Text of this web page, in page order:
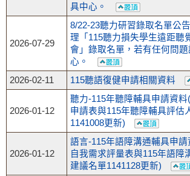
具中心。
2026-07-29
8/22-23聽力研習錄取名單公
理「115聽力損失學生遠距聽
會」錄取名單，若有任何問
心。
2026-02-11
115聽語復健申請相關資料
2026-01-12
聽力-115年聽障輔具申請資
申請表與115年聽障輔具評估
1141008更新)
2026-01-12
語言-115年語障溝通輔具申
自我需求評量表與115年語障
建議名單1141128更新)